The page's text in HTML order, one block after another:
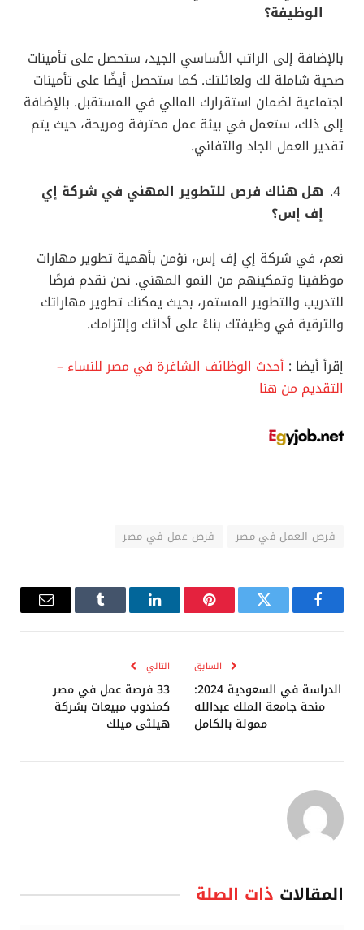
الوظيفة؟
بالإضافة إلى الراتب الأساسي الجيد، ستحصل على تأمينات
صحية شاملة لك ولعائلتك. كما ستحصل أيضًا على تأمينات
اجتماعية لضمان استقرارك المالي في المستقبل. بالإضافة
إلى ذلك، ستعمل في بيئة عمل محترفة ومريحة، حيث يتم
تقدير العمل الجاد والتفاني.
هل هناك فرص للتطوير المهني في شركة إي
إف إس؟
نعم، في شركة إي إف إس، نؤمن بأهمية تطوير مهارات
موظفينا وتمكينهم من النمو المهني. نحن نقدم فرصًا
للتدريب والتطوير المستمر، بحيث يمكنك تطوير مهاراتك
والترقية في وظيفتك بناءً على أدائك وإلتزامك.
إقرأ أيضا : أحدث الوظائف الشاغرة في مصر للنساء –
التقديم من هنا
فرص العمل في مصر فرص عمل في مصر
فيسبوك تويتر بينتيريستلينكدإن Tumblr
البريد
السابق
الدراسة في السعودية 2024:
منحة جامعة الملك عبدالله
ممولة بالكامل
التالي
33 فرصة عمل في مصر
كمندوب مبيعات بشركة
هيلثى ميلك
المقالات ذات الصلة